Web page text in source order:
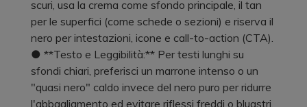
scuri, usa la crema come sfondo principale, il tan
per le superfici (come schede o sezioni) e riserva il
nero per intestazioni, icone e call-to-action (CTA).
● **Testo e Leggibilità:** Per testi lunghi su
sfondi chiari, preferisci un marrone intenso o un
"quasi nero" caldo invece del nero puro per ridurre
l'abbagliamento ed evitare riflessi freddi o bluastri,